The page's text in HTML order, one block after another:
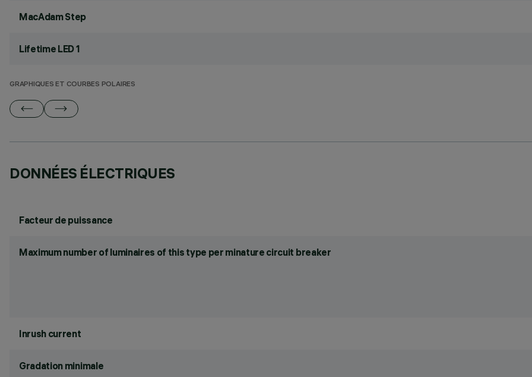
MacAdam Step
Lifetime LED 1
GRAPHIQUES ET COURBES POLAIRES
DONNÉES ÉLECTRIQUES
Facteur de puissance
Maximum number of luminaires of this type per minature circuit breaker
Inrush current
Gradation minimale